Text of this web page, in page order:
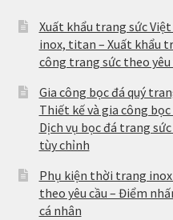
Xuất khẩu trang sức
inox, titan – Xuất khẩu
công trang sức theo yêu
Gia công bọc đá quý
Thiết kế và gia công
Dịch vụ bọc đá trang
tùy chỉnh
Phụ kiện thời trang
theo yêu cầu – Điểm
cá nhân